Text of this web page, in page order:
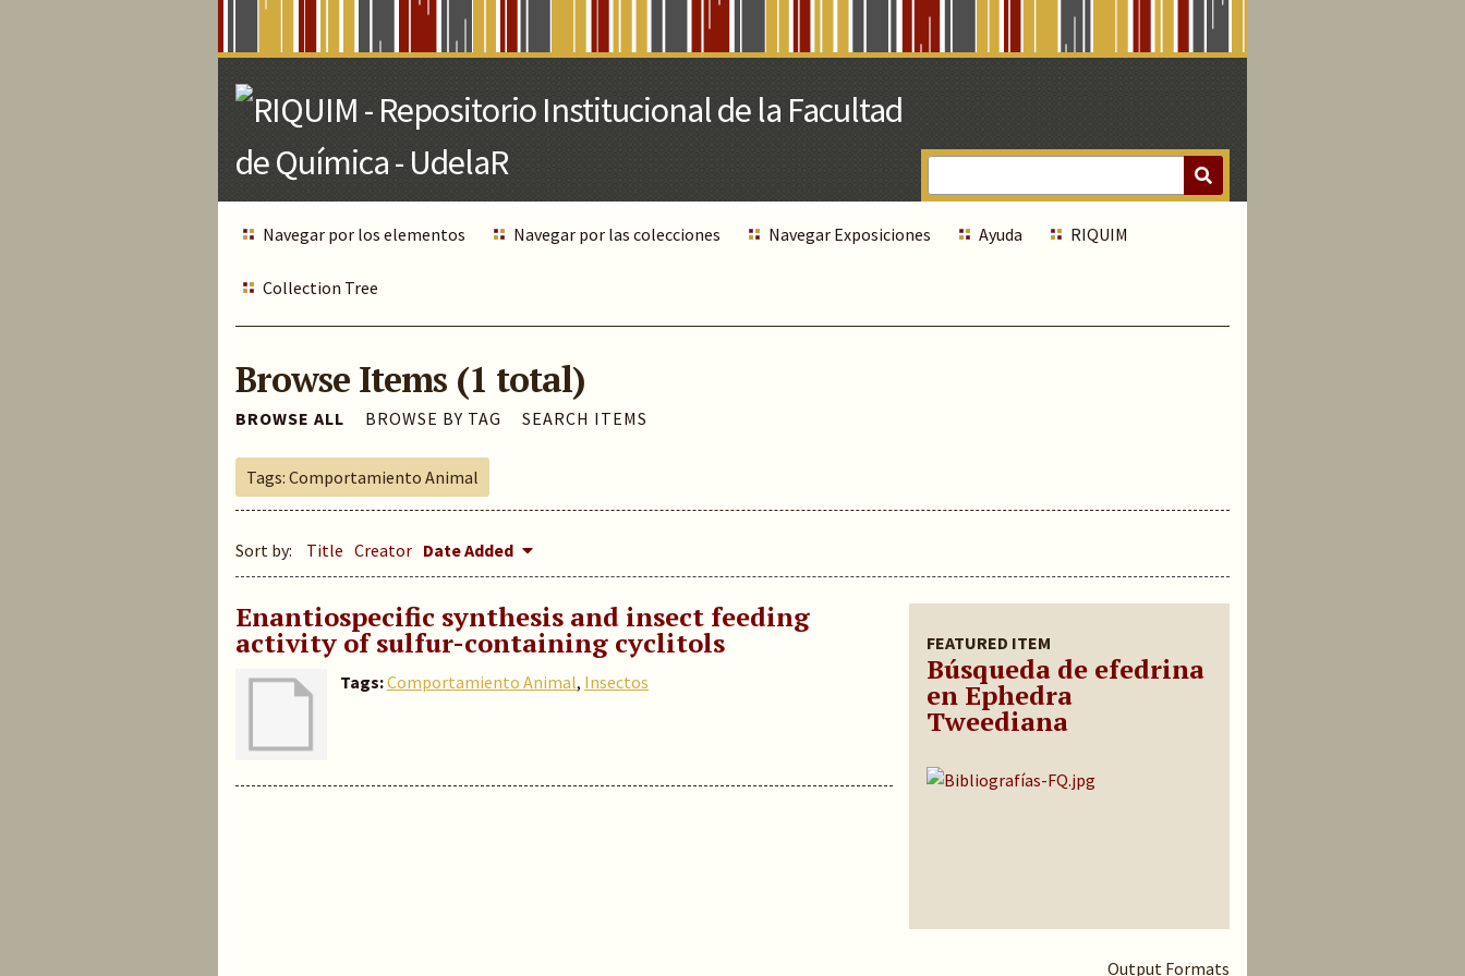
Navegar por los elementos Navegar por las colecciones Navegar Exposiciones Ayuda RIQUIM
Collection Tree
Browse Items (1 total)
BROWSE ALL BROWSE BY TAG SEARCH ITEMS
Tags: Comportamiento Animal
Sort by: Title Creator Date Added
FEATURED ITEM
Búsqueda de efedrina
en Ephedra
Tweediana
Enantiospecific synthesis and insect feeding
activity of sulfur-containing cyclitols
Tags:Comportamiento Animal, Insectos
Output Formats